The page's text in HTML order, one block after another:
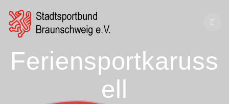
Feriensportkaruss
ell